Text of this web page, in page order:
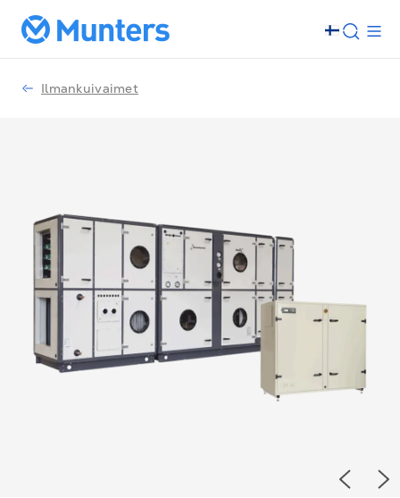
Ilmankuivaimet